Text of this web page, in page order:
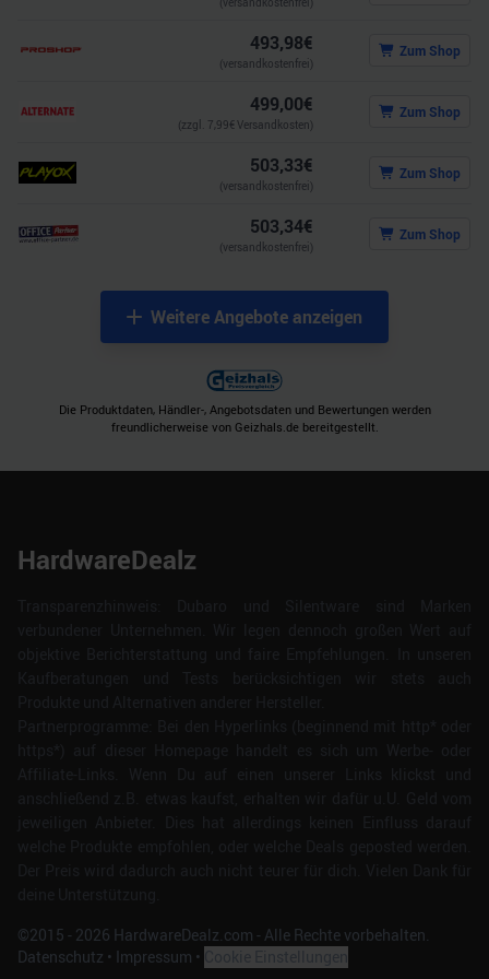
493,98€
(versandkostenfrei)
Zum Shop
499,00€
(zzgl. 7,99€ Versandkosten)
Zum Shop
503,33€
(versandkostenfrei)
Zum Shop
503,34€
(versandkostenfrei)
Zum Shop
Weitere Angebote anzeigen
Die Produktdaten, Händler-, Angebotsdaten und Bewertungen werden
freundlicherweise von Geizhals.de bereitgestellt.
HardwareDealz
©2015 - 2026 HardwareDealz.com - Alle Rechte vorbehalten.
Datenschutz • Impressum •